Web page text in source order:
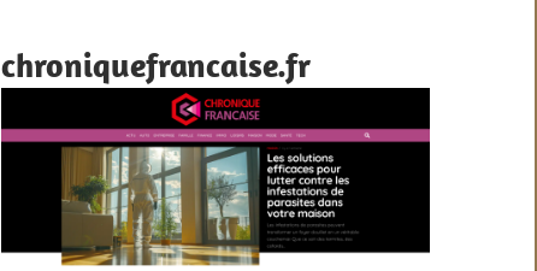
chroniquefrancaise.fr